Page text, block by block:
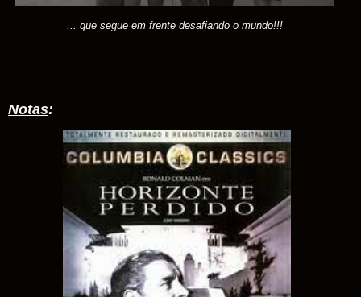
... que segue em frente desafiando o mundo!!!
Notas: